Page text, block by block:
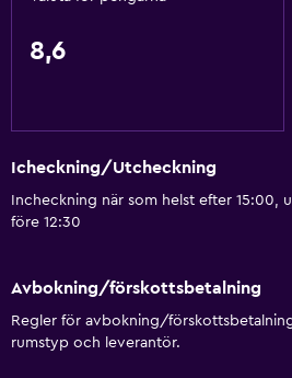
8,6
Icheckning/Utcheckning
Incheckning när som helst efter 15:00,
före 12:30
Avbokning/förskottsbetalning
Regler för avbokning/
rumstyp och leverantör.